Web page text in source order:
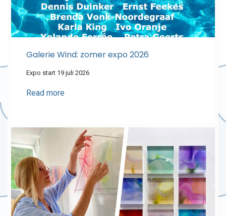
Galerie Wind: zomer expo 2026
Expo start 19 juli 2026
Read more